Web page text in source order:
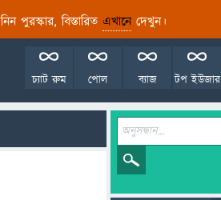
পুরস্কার, বিস্তারিত এখানেদেখুন।
টপ ইউজার
ব্যাজ
পোল
চ্যাট রুম